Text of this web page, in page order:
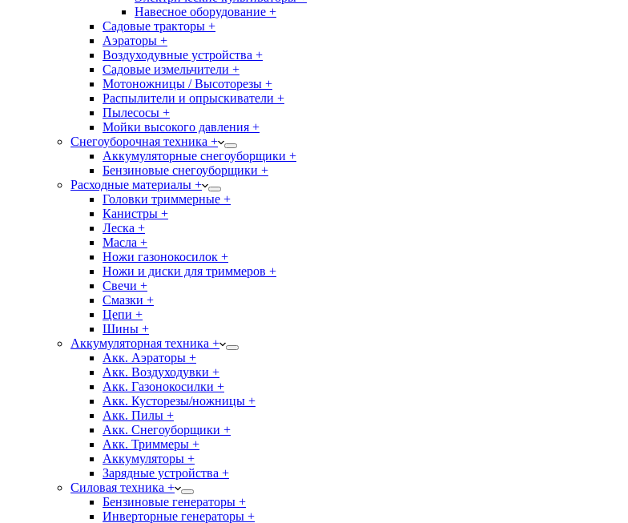
Навесное оборудование +
Садовые тракторы +
Аэраторы +
Воздуходувные устройства +
Садовые измельчители +
Мотоножницы / Высоторезы +
Распылители и опрыскиватели +
Пылесосы +
Мойки высокого давления +
Снегоуборочная техника +
Аккумуляторные снегоуборщики +
Бензиновые снегоуборщики +
Расходные материалы +
Головки триммерные +
Канистры +
Леска +
Масла +
Ножи газонокосилок +
Ножи и диски для триммеров +
Свечи +
Смазки +
Цепи +
Шины +
Аккумуляторная техника +
Акк. Аэраторы +
Акк. Воздуходувки +
Акк. Газонокосилки +
Акк. Кусторезы/ножницы +
Акк. Пилы +
Акк. Снегоуборщики +
Акк. Триммеры +
Аккумуляторы +
Зарядные устройства +
Силовая техника +
Бензиновые генераторы +
Инверторные генераторы +